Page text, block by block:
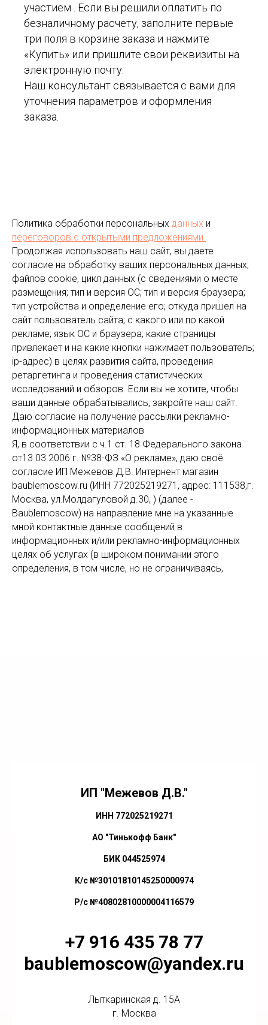
участием . Если вы решили оплатить по
безналичному расчету, заполните первые
три поля в корзине заказа и нажмите
«Купить» или пришлите свои реквизиты на
электронную почту.
Наш консультант связывается с вами для
уточнения параметров и оформления
заказа.
Политика обработки персональных данных и
переговоров с открытыми предложениями.
Продолжая использовать наш сайт, вы даете
согласие на обработку ваших персональных данных,
файлов cookie, цикл данных (с сведениями о месте
размещения; тип и версия ОС; тип и версия браузера;
тип устройства и определение его; откуда пришел на
сайт пользователь сайта; с какого или по какой
рекламе; язык ОС и браузера; какие страницы
привлекает и на какие кнопки нажимает пользователь;
ip-адрес) в целях развития сайта, проведения
ретаргетинга и проведения статистических
исследований и обзоров. Если вы не хотите, чтобы
ваши данные обрабатывались, закройте наш сайт.
Даю согласие на получение рассылки рекламно-
информационных материалов
Я, в соответствии с ч.1 ст. 18 Федерального закона
от13.03.2006 г. №38-ФЗ «О рекламе», даю своё
согласие ИП Межевов Д.В. Интернент магазин
baublemoscow.ru (ИНН 772025219271, адрес: 111538,г.
Москва, ул.Молдагуловой д.30, ) (далее -
Baublemoscow) на направление мне на указанные
мной контактные данные сообщений в
информационных и/или рекламно-информационных
целях об услугах (в широком понимании этого
определения, в том числе, но не ограничиваясь,
ИП "Межевов Д.В."
ИНН 772025219271
АО "Тинькофф Банк"
БИК 044525974
К/с №30101810145250000974
Р/с №40802810000004116579
+7 916 435 78 77
baublemoscow@yandex.ru
Лыткаринская д. 15А
г. Москва